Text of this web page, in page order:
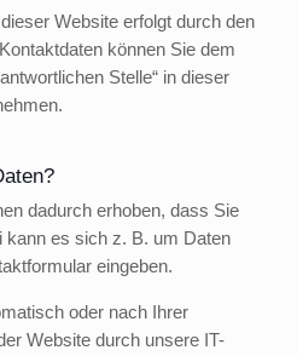
Website erfolgt durch den
können Sie dem
Stelle“ in dieser
dadurch erhoben, dass Sie
kann es sich z. B. um Daten
eingeben.
oder nach Ihrer
Website durch unsere IT-